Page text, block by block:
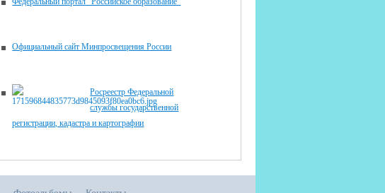
Официальный сайт Минпросвещения России
Росреестр Федеральной
службы государственной
регистрации, кадастра и картографии